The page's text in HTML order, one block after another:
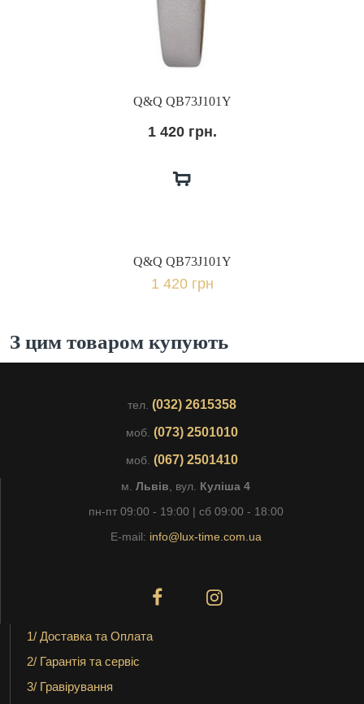
Q&Q QB73J101Y
1 420 грн.
Q&Q QB73J101Y
1 420 грн
З цим товаром купують
тел. (032) 2615358
моб. (073) 2501010
моб. (067) 2501410
м. Львів , вул. Куліша 4
пн-пт 09:00 - 19:00 | сб 09:00 - 18:00
E-mail: info@lux-time.com.ua
1/ Доставка та Оплата
2/ Гарантія та сервіс
3/ Гравірування